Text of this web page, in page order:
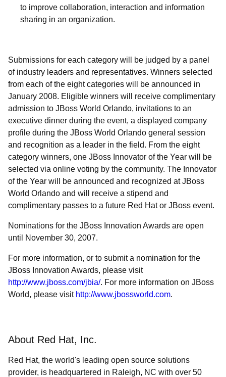
to improve collaboration, interaction and information
sharing in an organization.
Submissions for each category will be judged by a panel
of industry leaders and representatives. Winners selected
from each of the eight categories will be announced in
January 2008. Eligible winners will receive complimentary
admission to JBoss World Orlando, invitations to an
executive dinner during the event, a displayed company
profile during the JBoss World Orlando general session
and recognition as a leader in the field. From the eight
category winners, one JBoss Innovator of the Year will be
selected via online voting by the community. The Innovator
of the Year will be announced and recognized at JBoss
World Orlando and will receive a stipend and
complimentary passes to a future Red Hat or JBoss event.
Nominations for the JBoss Innovation Awards are open
until November 30, 2007.
For more information, or to submit a nomination for the
JBoss Innovation Awards, please visit
http://www.jboss.com/jbia/. For more information on JBoss
World, please visit http://www.jbossworld.com.
About Red Hat, Inc.
Red Hat, the world's leading open source solutions
provider, is headquartered in Raleigh, NC with over 50